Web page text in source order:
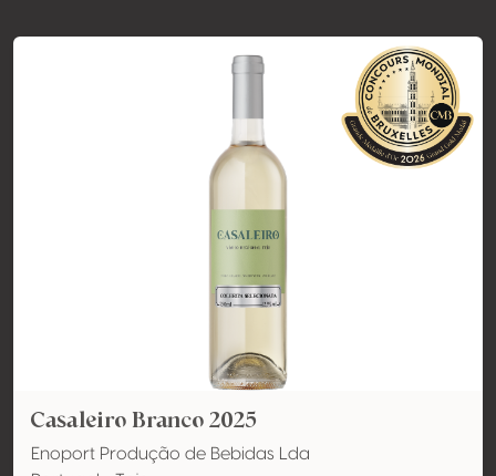
Casaleiro Branco 2025
Enoport Produção de Bebidas Lda